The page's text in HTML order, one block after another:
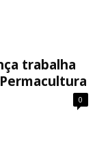
trabalha
0